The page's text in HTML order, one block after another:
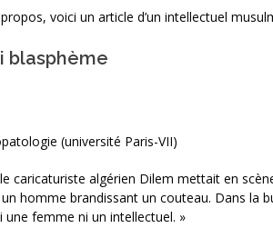
voici un article d’un intellectuel
blasphème
(université Paris-VII)
caricaturiste algérien Dilem mettait en
homme brandissant un couteau. Dans la
une femme ni un intellectuel. »